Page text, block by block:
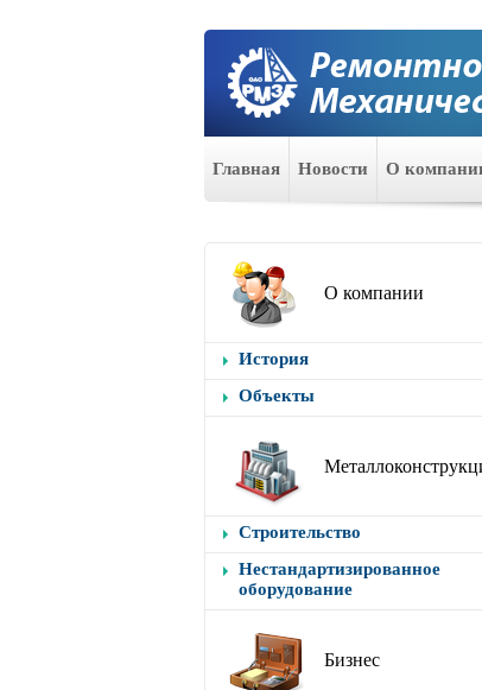
Главная Новости О
О компании
История
Объекты
Строительство
Нестандартизированное
оборудование
Бизнес